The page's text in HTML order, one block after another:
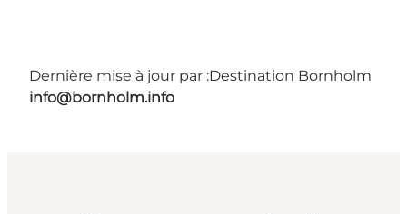
Dernière mise à jour par :Destination Bornholm
info@bornholm.info